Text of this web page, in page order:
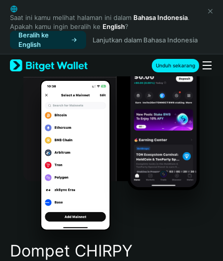
English
日本語
Tiếng Việt
Русский
Español (Latinoamérica)
Türkçe
Italiano
Português (Portugal)
Bahasa Indonesia
Português (Brasil)
Español (Argentina)
Saat ini kamu melihat halaman ini dalam Bahasa Indonesia.
Apakah kamu ingin beralih ke English?
Beralih ke
English
Lanjutkan dalam Bahasa Indonesia
Unduh sekarang
Dompet CHIRPY